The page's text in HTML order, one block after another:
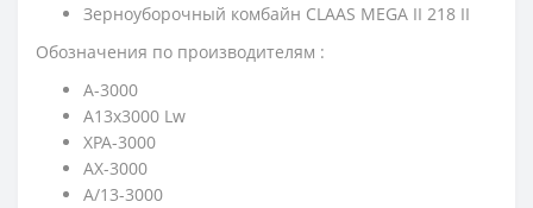
Зерноуборочный комбайн CLAAS MEGA II 218 II
Обозначения по производителям :
A-3000
A13x3000 Lw
XPA-3000
AX-3000
A/13-3000